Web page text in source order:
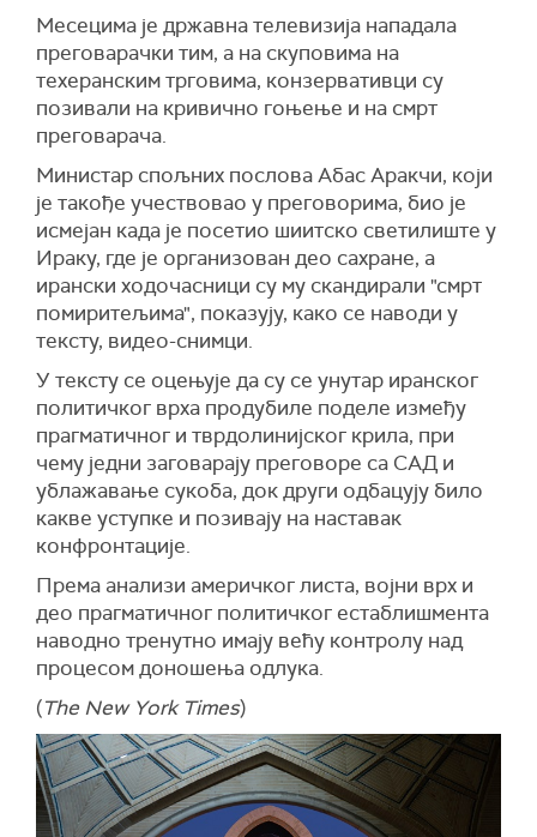
Месецима је државна телевизија нападала
преговарачки тим, а на скуповима на
техеранским трговима, конзервативци су
позивали на кривично гоњење и на смрт
преговарача.
Министар спољних послова Абас Аракчи, који
је такође учествовао у преговорима, био је
исмејан када је посетио шиитско светилиште у
Ираку, где је организован део сахране, а
ирански ходочасници су му скандирали "смрт
помиритељима", показују, како се наводи у
тексту, видео-снимци.
У тексту се оцењује да су се унутар иранског
политичког врха продубиле поделе између
прагматичног и тврдолинијског крила, при
чему једни заговарају преговоре са САД и
ублажавање сукоба, док други одбацују било
какве уступке и позивају на наставак
конфронтације.
Према анализи америчког листа, војни врх и
део прагматичног политичког естаблишмента
наводно тренутно имају већу контролу над
процесом доношења одлука.
(The New York Times)